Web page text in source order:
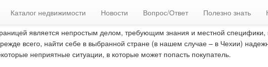
Каталог недвижимости Новости Вопрос/Ответ Полезно знать
является непростым делом, требующим знания и местной специфики,
всего, найти себе в выбранной стране (в нашем случае – в Чехии)
неприятные ситуации, в которые может попасть покупатель.